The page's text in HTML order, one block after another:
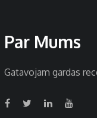
Par Mums
Gatavojam gardas